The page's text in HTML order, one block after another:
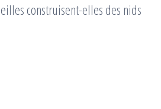
construisent-elles des nids